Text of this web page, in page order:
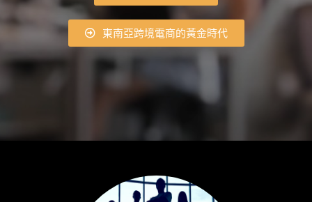
東南亞跨境電商的黃金時代